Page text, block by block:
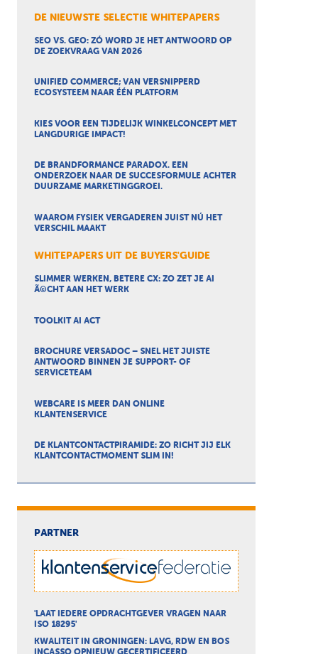
DE NIEUWSTE SELECTIE WHITEPAPERS
SEO VS. GEO: ZÓ WORD JE HET ANTWOORD OP
DE ZOEKVRAAG VAN 2026
UNIFIED COMMERCE; VAN VERSNIPPERD
ECOSYSTEEM NAAR ÉÉN PLATFORM
KIES VOOR EEN TIJDELIJK WINKELCONCEPT MET
LANGDURIGE IMPACT!
DE BRANDFORMANCE PARADOX. EEN
ONDERZOEK NAAR DE SUCCESFORMULE ACHTER
DUURZAME MARKETINGGROEI.
WAAROM FYSIEK VERGADEREN JUIST NÚ HET
VERSCHIL MAAKT
WHITEPAPERS UIT DE BUYERS'GUIDE
SLIMMER WERKEN, BETERE CX: ZO ZET JE AI
Ã©CHT AAN HET WERK
TOOLKIT AI ACT
BROCHURE VERSADOC – SNEL HET JUISTE
ANTWOORD BINNEN JE SUPPORT- OF
SERVICETEAM
WEBCARE IS MEER DAN ONLINE
KLANTENSERVICE
DE KLANTCONTACTPIRAMIDE: ZO RICHT JIJ ELK
KLANTCONTACTMOMENT SLIM IN!
PARTNER
'LAAT IEDERE OPDRACHTGEVER VRAGEN NAAR
ISO 18295'
KWALITEIT IN GRONINGEN: LAVG, RDW EN BOS